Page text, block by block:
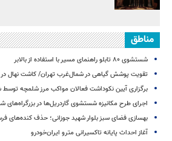
مناطق
شستشوی ۸۰ تابلو راهنمای مسیر با استفاده از بالابر
تقویت پوشش گیاهی در شمال‌غرب تهران/ کاشت نهال در
برگزاری آیین نکوداشت فعالان مواکب مرز شلمچه
اجرای طرح مکانیزه شستشوی گاردریل‌ها در بزرگراه‌های
بهسازی فضای سبز بلوار شهید جوزانی؛ حذف کنده‌های
آغاز احداث پایانه تاکسیرانی مترو ایران‌خودرو